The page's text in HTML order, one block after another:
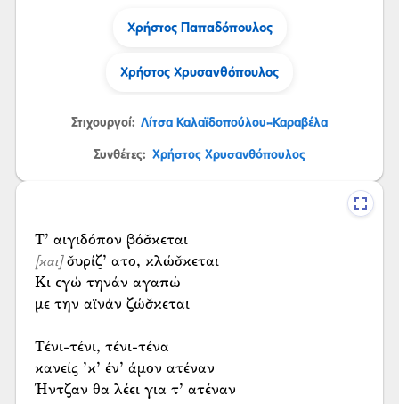
Χρήστος Παπαδόπουλος
Χρήστος Χρυσανθόπουλος
Στιχουργοί: Λίτσα Καλαϊδοπούλου-Καραβέλα
Συνθέτες: Χρήστος Χρυσανθόπουλος
Τ’ αιγιδόπον βόσ̌κεται
[και]σ̌υρίζ’ ατο, κλώσ̌κεται
Κι εγώ τηνάν αγαπώ
με την αϊνάν ζώσ̌κεται
Τένι-τένι, τένι-τένα
κανείς ’κ’ έν’ άμον ατέναν
Ήντζαν θα λέει για τ’ ατέναν